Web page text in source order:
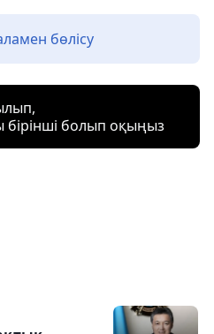
бөлісу
болып оқыңыз